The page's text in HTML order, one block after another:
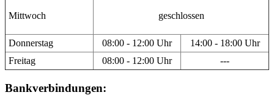
Mittwoch geschlossen
Donnerstag 08:00 - 12:00 Uhr
14:00 - 18:00 Uhr
Freitag
08:00 - 12:00 Uhr ---
Bankverbindungen: